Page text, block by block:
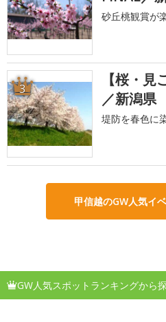
砂丘桃観賞が
3
【桜・
／新潟県
堤防を春色に
甲信越のGW人気イ
GW人気スポットランキングから